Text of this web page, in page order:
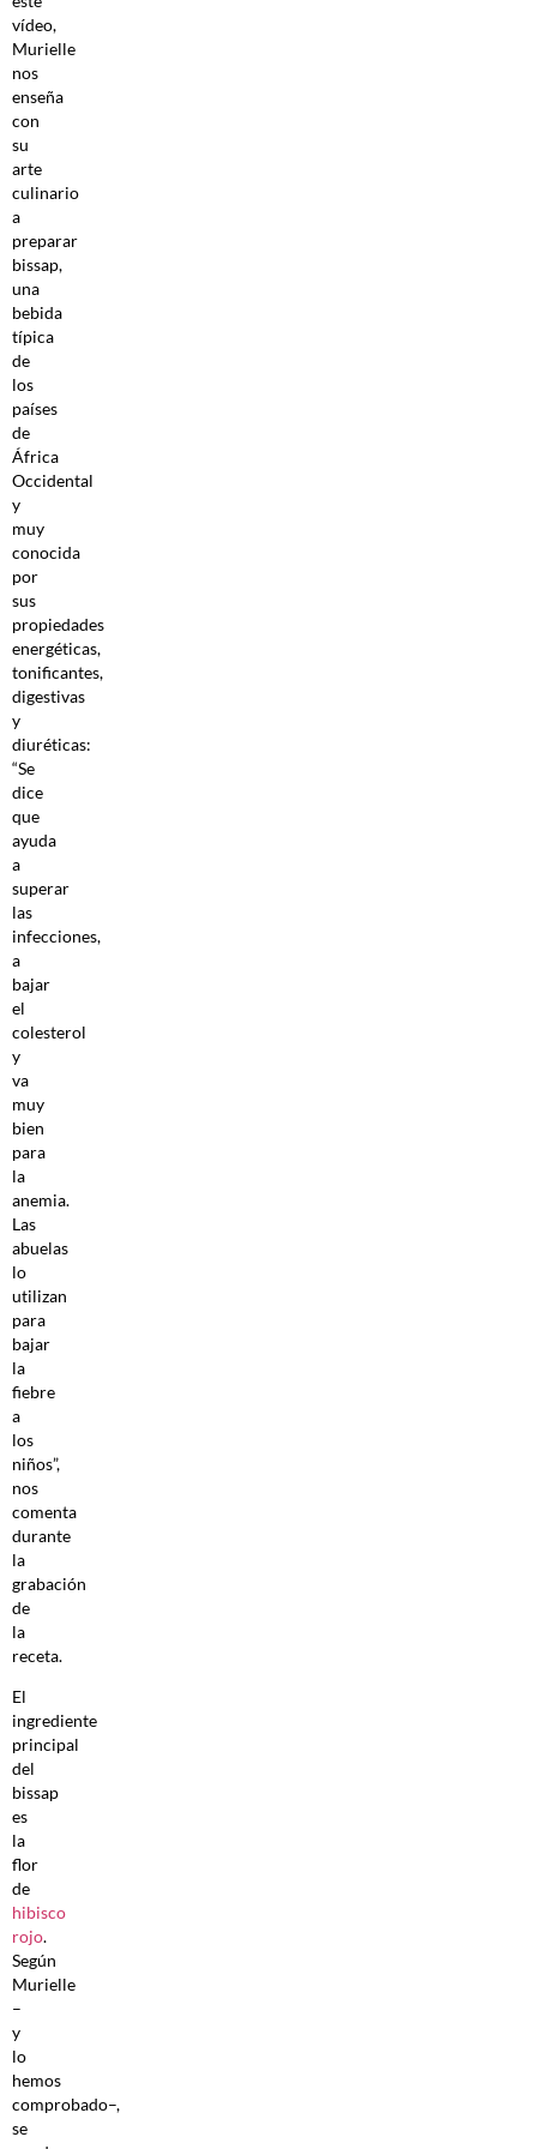
vídeo,
Murielle
nos
enseña
con
su
arte
culinario
a
preparar
bissap,
una
bebida
típica
de
los
países
de
África
Occidental
y
muy
conocida
por
sus
propiedades
energéticas,
tonificantes,
digestivas
y
diuréticas:
“Se
dice
que
ayuda
a
superar
las
infecciones,
a
bajar
el
colesterol
y
va
muy
bien
para
la
anemia.
Las
abuelas
lo
utilizan
para
bajar
la
fiebre
a
los
niños”,
nos
comenta
durante
la
grabación
de
la
receta.
El
ingrediente
principal
del
bissap
es
la
flor
de
hibisco
rojo.
Según
Murielle
–
y
lo
hemos
comprobado–,
se